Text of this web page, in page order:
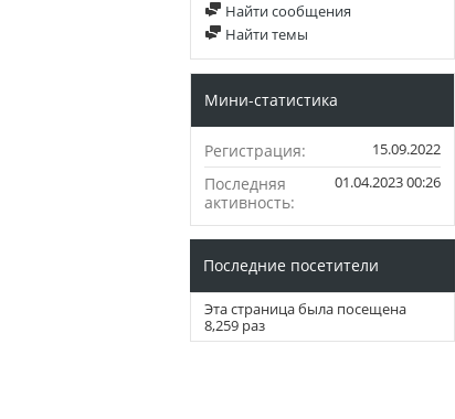
Найти сообщения
Найти темы
Мини-статистика
Регистрация 15.09.2022
Последняя
активность
01.04.202300:26
Последние посетители
Эта страница была посещена
8,259 раз